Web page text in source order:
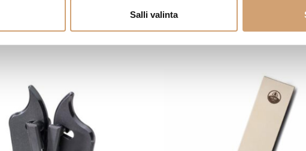
Salli valinta
verkkokaupasta
Lue lisää
Heti saatavilla verkkokaupasta
Lue lisää